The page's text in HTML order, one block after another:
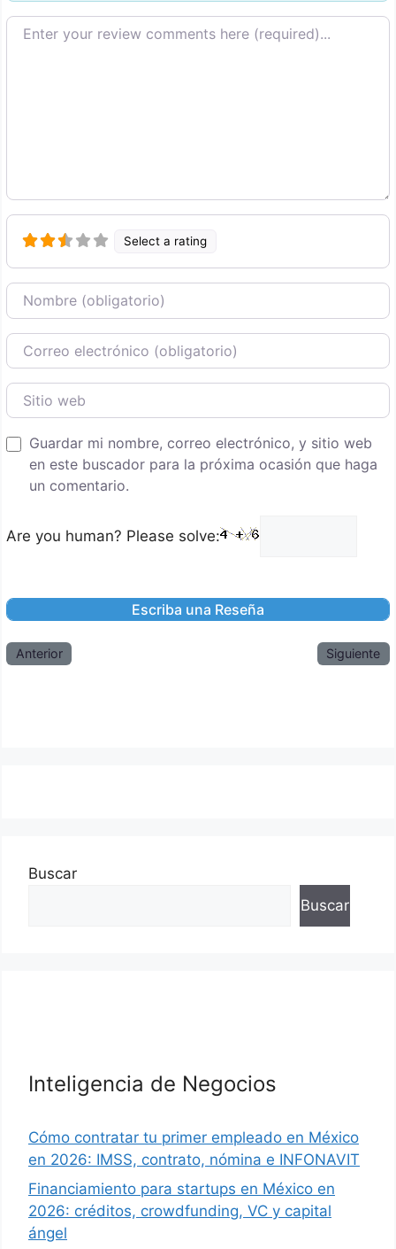
Texto de la reseña
Select a rating
Nombre
Correo Electronico
Sitio web
Guardar mi nombre, correo electrónico, y sitio web
en este buscador para la próxima ocasión que haga
un comentario.
Are you human? Please solve:
Anterior Siguiente
Buscar
Buscar
Inteligencia de Negocios
Cómo contratar tu primer empleado en México
en 2026: IMSS, contrato, nómina e INFONAVIT
Financiamiento para startups en México en
2026: créditos, crowdfunding, VC y capital
ángel